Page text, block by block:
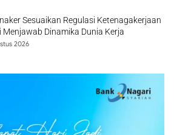
Sesuaikan Regulasi Ketenagakerjaan
Menjawab Dinamika Dunia Kerja
2026